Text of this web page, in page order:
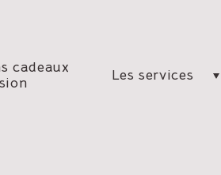
cadeaux
Les services